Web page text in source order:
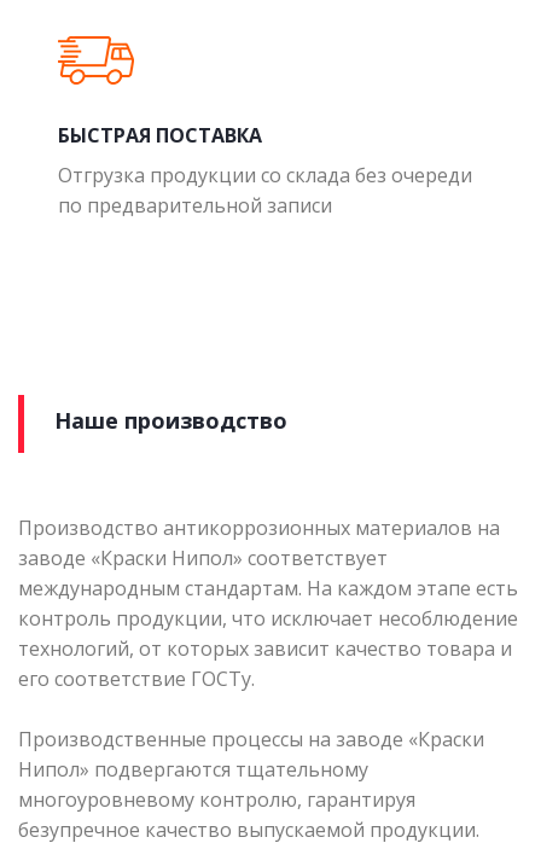
БЫСТРАЯ ПОСТАВКА
Отгрузка продукции со склада без очереди
по предварительной записи
Наше производство
Производство антикоррозионных материалов на
заводе «Краски Нипол» соответствует
международным стандартам. На каждом этапе есть
контроль продукции, что исключает несоблюдение
технологий, от которых зависит качество товара и
его соответствие ГОСТу.
Производственные процессы на заводе «Краски
Нипол» подвергаются тщательному
многоуровневому контролю, гарантируя
безупречное качество выпускаемой продукции.